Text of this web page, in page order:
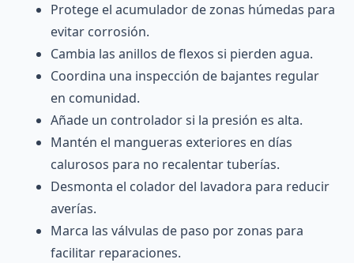
Protege el acumulador de zonas húmedas para
evitar corrosión.
Cambia las anillos de flexos si pierden agua.
Coordina una inspección de bajantes regular
en comunidad.
Añade un controlador si la presión es alta.
Mantén el mangueras exteriores en días
calurosos para no recalentar tuberías.
Desmonta el colador del lavadora para reducir
averías.
Marca las válvulas de paso por zonas para
facilitar reparaciones.